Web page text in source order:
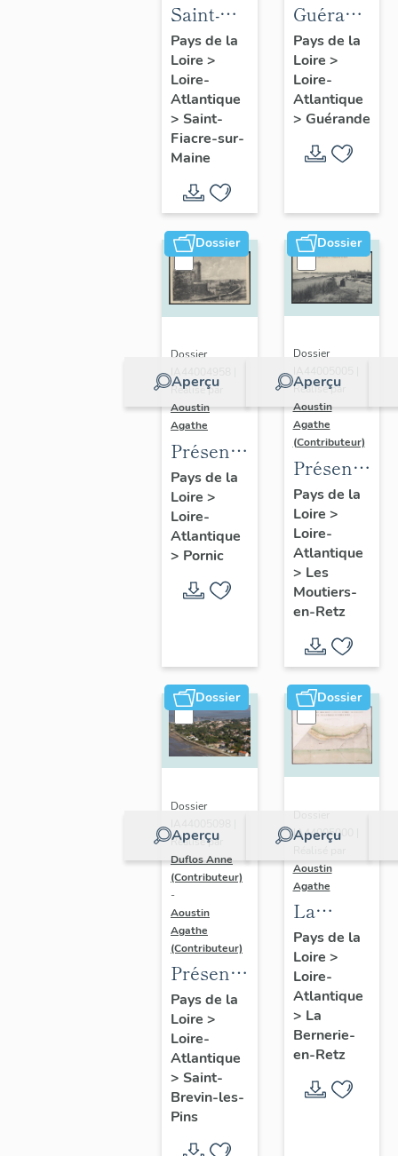
Saint-
Fiacre-
sur-
Maine :
présentation
de
l'opération
d'inventaire
Pays de la
Loire >
Loire-
Atlantique
> Saint-
Fiacre-sur-
Maine
Guérande
:
de la
commune
et de
l'aire
Pays de la
Loire >
Loire-
Atlantique
> Guérande
Dossier
Aperçu
Dossier
Réalisé par
Aoustin
Agathe
Présentation
de la
commune
de
Pornic
Pays de la
Loire >
Loire-
Atlantique
> Pornic
Dossier
Aperçu
Dossier
Réalisé par
Aoustin
Agathe
(Contributeur)
de la
commune
des
Moutiers-
en-Retz
Pays de la
Loire >
Loire-
Atlantique
> Les
Moutiers-
en-Retz
Dossier
Aperçu
Dossier
Réalisé par
Duflos Anne
(Contributeur)
-
Aoustin
Agathe
(Contributeur)
Présentation
de la
commune
de Saint-
Brevin-
les-Pins
Pays de la
Loire >
Loire-
Atlantique
> Saint-
Brevin-les-
Pins
Dossier
Aperçu
Dossier
IA44005000 |
Aoustin
Agathe
La
Bernerie-
en-Retz :
de la
commune
Pays de la
Loire >
Loire-
Atlantique
> La
Bernerie-
en-Retz